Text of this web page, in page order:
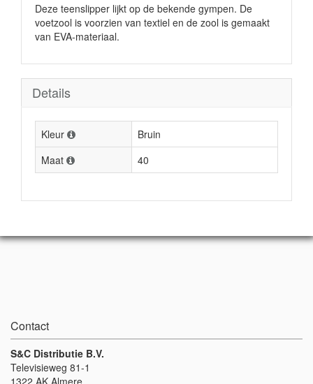
Deze teenslipper lijkt op de bekende gympen. De
voetzool is voorzien van textiel en de zool is gemaakt
van EVA-materiaal.
Details
Kleur
Bruin
Maat
40
Contact
S&C Distributie B.V.
Televisieweg 81-1
1322 AK Almere